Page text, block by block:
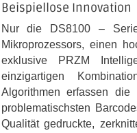
Beispiellose Innovation
Nur die DS8100 –
Mikroprozessors, einen
exklusive PRZM
einzigartigen
Algorithmen erfassen
problematischsten
Qualität gedruckte,